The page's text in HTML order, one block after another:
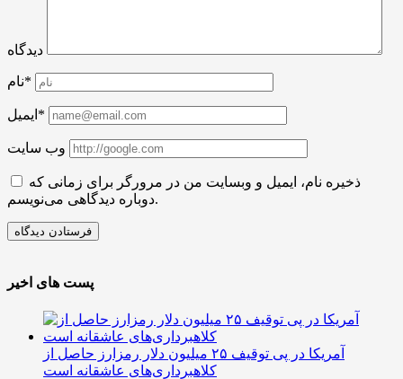
دیدگاه
نام*
ایمیل*
وب سایت
ذخیره نام، ایمیل و وبسایت من در مرورگر برای زمانی که
دوباره دیدگاهی می‌نویسم.
پست های اخیر
آمریکا در پی توقیف ۲۵ میلیون دلار رمزارز حاصل از
کلاهبرداری‌های عاشقانه است